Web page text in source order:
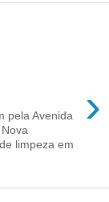
›
pela Avenida
limpeza em